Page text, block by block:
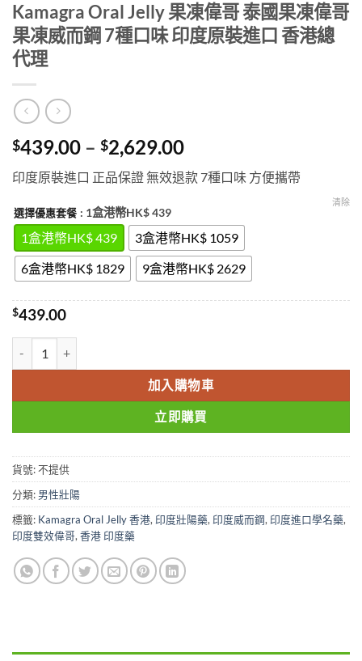
Kamagra Oral Jelly 果凍偉哥 泰國果凍偉哥
果凍威而鋼 7種口味 印度原裝進口 香港總
代理
$439.00 – $2,629.00Price
range:
$439.00
$2,629.00
印度原裝進口 正品保證 無效退款 7種口味 方便攜帶
選擇優惠套餐 : 1盒港幣HK$ 439
1盒港幣HK$ 439
3盒港幣HK$ 1059
6盒港幣HK$ 1829
9盒港幣HK$ 2629
清除
$439.00
加入購物車
立即購買
貨號:不提供
分類: 男性壯陽
標籤: Kamagra Oral Jelly 香港, 印度壯陽藥, 印度威而鋼, 印度進口學名藥,
印度雙效偉哥, 香港 印度藥